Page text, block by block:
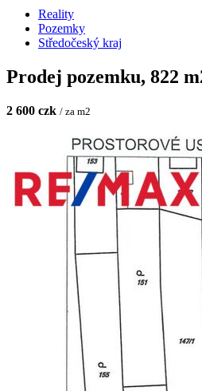
Reality
Pozemky
Středočeský kraj
Prodej pozemku, 822
2 600 czk / za m2